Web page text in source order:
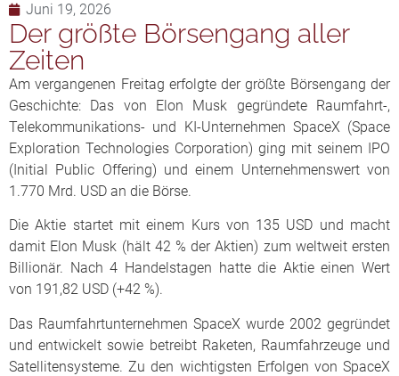
Juni 19, 2026
Der größte Börsengang aller
Zeiten
Am vergangenen Freitag erfolgte der größte Börsengang der
Geschichte: Das von Elon Musk gegründete Raumfahrt-,
Telekommunikations- und KI-Unternehmen SpaceX (Space
Exploration Technologies Corporation) ging mit seinem IPO
(Initial Public Offering) und einem Unternehmenswert von
1.770 Mrd. USD an die Börse.
Die Aktie startet mit einem Kurs von 135 USD und macht
damit Elon Musk (hält 42 % der Aktien) zum weltweit ersten
Billionär. Nach 4 Handelstagen hatte die Aktie einen Wert
von 191,82 USD (+42 %).
Das Raumfahrtunternehmen SpaceX wurde 2002 gegründet
und entwickelt sowie betreibt Raketen, Raumfahrzeuge und
Satellitensysteme. Zu den wichtigsten Erfolgen von SpaceX